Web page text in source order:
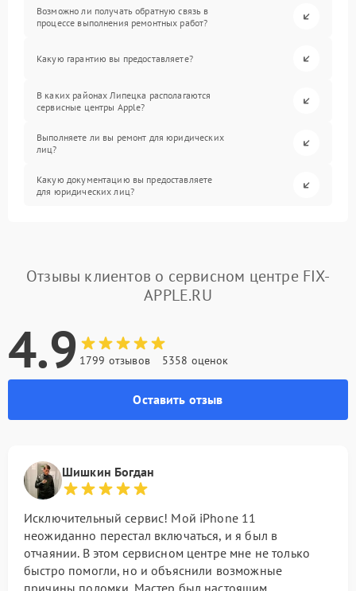
Возможно ли получать обратную связь в
процессе выполнения ремонтных работ?
Какую гарантию вы предоставляете?
В каких районах Липецка располагаются
сервисные центры Apple?
Выполняете ли вы ремонт для юридических
лиц?
Какую документацию вы предоставляете
для юридических лиц?
Отзывы клиентов о сервисном центре FIX-
APPLE.RU
4.9 1799 отзывов 5358 оценок
Оставить отзыв
Шишкин Богдан
Исключительный сервис! Мой iPhone 11
неожиданно перестал включаться, и я был в
отчаянии. В этом сервисном центре мне не только
быстро помогли, но и объяснили возможные
причины поломки. Мастер был настоящим